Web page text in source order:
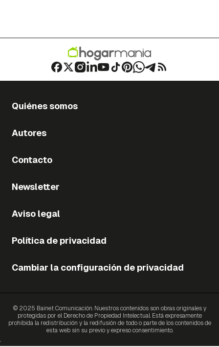
Quiénes somos
Autores
Contacto
Newsletter
Aviso legal
Política de privacidad
Cambiar la configuración de privacidad
© 2025 Bainet Comunicación. Nuestros contenidos son obras originales y
protegidas por el Derecho de Propiedad Intelectual. Está expresamente
prohibida la redistribución y la redifusión de todo o parte de los contenidos de
esta web sin su previo y expreso consentimiento.